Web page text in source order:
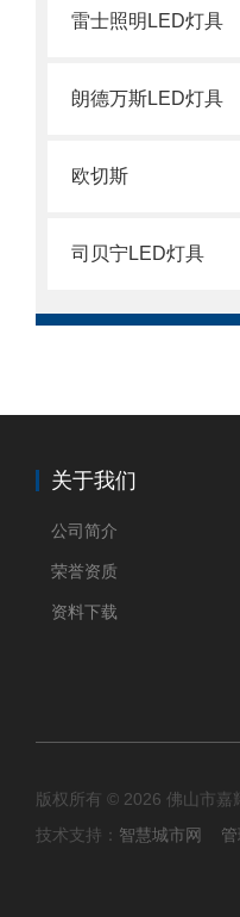
雷士照明LED灯具
朗德万斯LED灯具
欧切斯
司贝宁LED灯具
关于我们
公司简介
荣誉资质
资料下载
版权所有 © 2026 佛山市
技术支持： 智慧城市网